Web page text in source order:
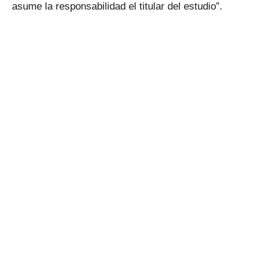
asume la responsabilidad el titular del estudio”.